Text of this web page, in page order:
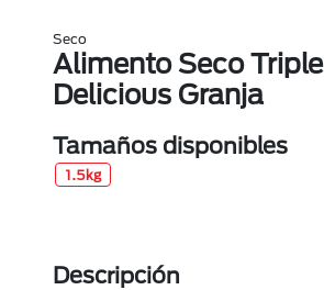
Seco
Alimento Seco Triple
Delicious Granja
Tamaños disponibles
1.5kg
Descripción